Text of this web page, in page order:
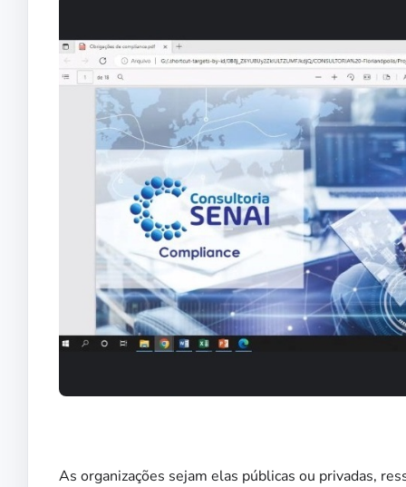
As organizações sejam elas públicas ou privadas,